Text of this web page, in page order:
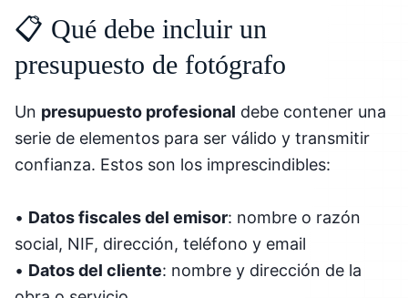
📋 Qué debe incluir un
presupuesto de fotógrafo
Un presupuesto profesional debe contener una
serie de elementos para ser válido y transmitir
confianza. Estos son los imprescindibles:
• Datos fiscales del emisor: nombre o razón
social, NIF, dirección, teléfono y email
• Datos del cliente: nombre y dirección de la